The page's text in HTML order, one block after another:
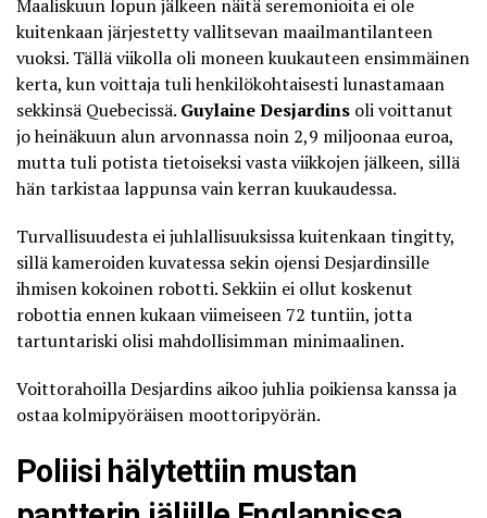
Maaliskuun lopun jälkeen näitä seremonioita ei ole
kuitenkaan järjestetty vallitsevan maailmantilanteen
vuoksi. Tällä viikolla oli moneen kuukauteen ensimmäinen
kerta, kun voittaja tuli henkilökohtaisesti lunastamaan
sekkinsä Quebecissä. Guylaine Desjardins oli voittanut
jo heinäkuun alun arvonnassa noin 2,9 miljoonaa euroa,
mutta tuli potista tietoiseksi vasta viikkojen jälkeen, sillä
hän tarkistaa lappunsa vain kerran kuukaudessa.
Turvallisuudesta ei juhlallisuuksissa kuitenkaan tingitty,
sillä kameroiden kuvatessa sekin ojensi Desjardinsille
ihmisen kokoinen robotti. Sekkiin ei ollut koskenut
robottia ennen kukaan viimeiseen 72 tuntiin, jotta
tartuntariski olisi mahdollisimman minimaalinen.
Voittorahoilla Desjardins aikoo juhlia poikiensa kanssa ja
ostaa kolmipyöräisen moottoripyörän.
Poliisi hälytettiin mustan